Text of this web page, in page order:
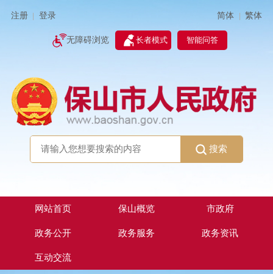
注册 登录 简体 | 繁体
无障碍浏览 长者模式 智能问答
搜索
网站首页 保山概览 市政府
政务公开 政务服务 政务资讯
互动交流